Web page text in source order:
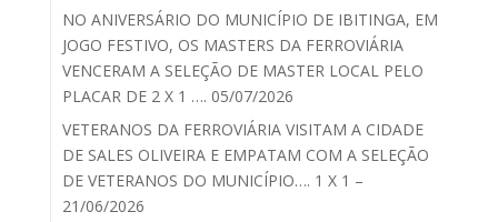
NO ANIVERSÁRIO DO MUNICÍPIO DE IBITINGA, EM
JOGO FESTIVO, OS MASTERS DA FERROVIÁRIA
VENCERAM A SELEÇÃO DE MASTER LOCAL PELO
PLACAR DE 2 X 1 …. 05/07/2026
VETERANOS DA FERROVIÁRIA VISITAM A CIDADE
DE SALES OLIVEIRA E EMPATAM COM A SELEÇÃO
DE VETERANOS DO MUNICÍPIO…. 1 X 1 –
21/06/2026